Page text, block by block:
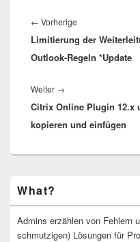
← Vorherige
Beitrag:
Limitierung der
Outlook-Regeln *Update
Weiter →
Beitrag:
Citrix Online Plugin 12.x
kopieren und einfügen
Seitenleisten-
Widgetbereich
What?
Admins erzählen von Fehlern
schmutzigen) Lösungen für